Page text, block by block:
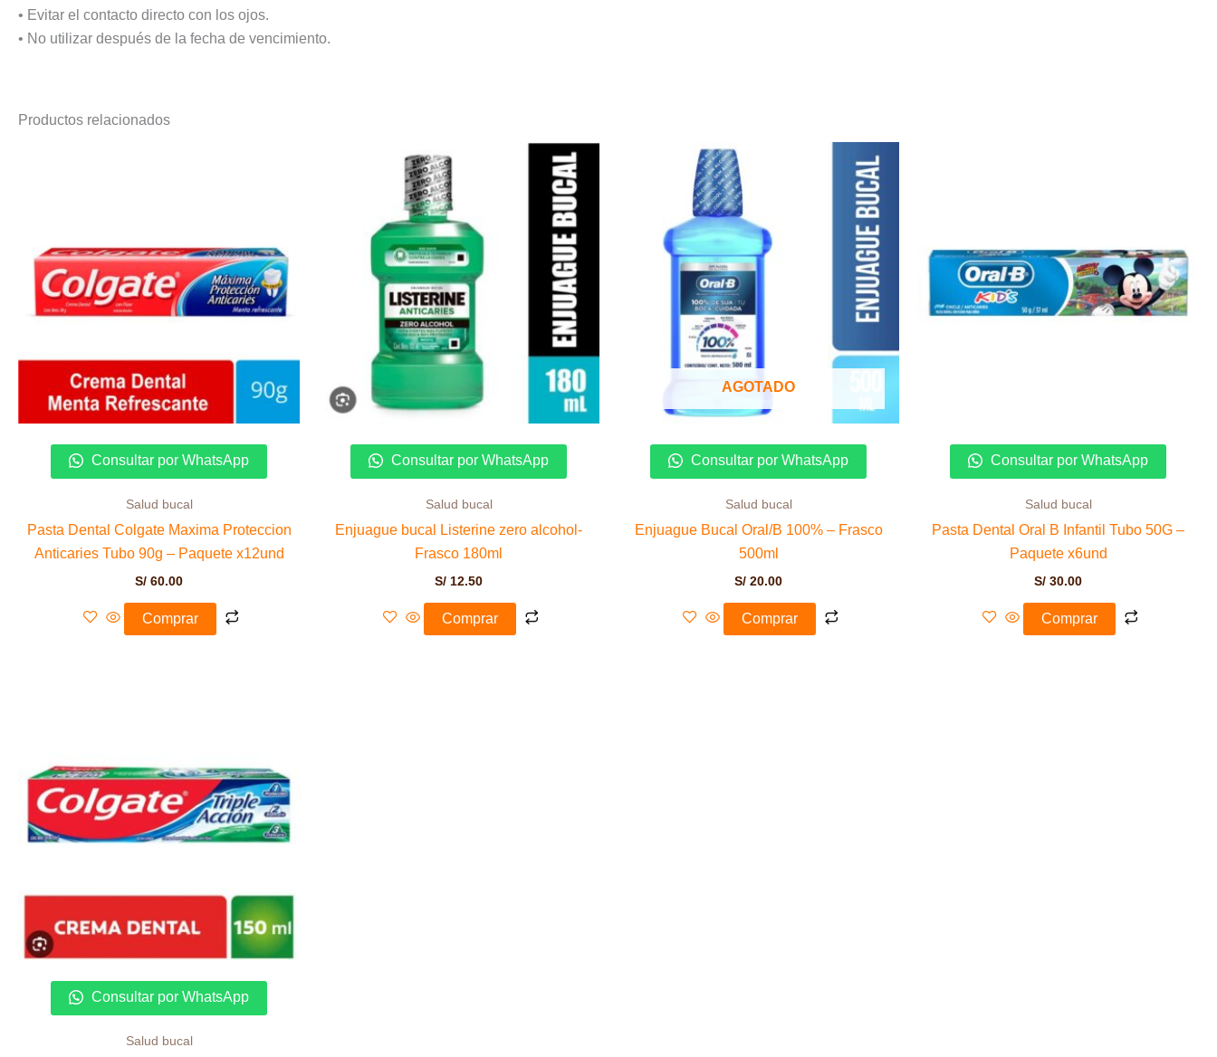
• Evitar el contacto directo con los ojos.
• No utilizar después de la fecha de vencimiento.
Productos relacionados
Consultar por WhatsApp
Salud bucal
Pasta Dental Colgate Maxima Proteccion
Anticaries Tubo 90g – Paquete x12und
S/ 60.00
Comprar
Consultar por WhatsApp
Salud bucal
Enjuague bucal Listerine zero alcohol-
Frasco 180ml
S/ 12.50
Comprar
AGOTADO
Consultar por WhatsApp
Salud bucal
Enjuague Bucal Oral/B 100% – Frasco
500ml
S/ 20.00
Comprar
Consultar por WhatsApp
Salud bucal
Pasta Dental Oral B Infantil Tubo 50G –
Paquete x6und
S/ 30.00
Comprar
Consultar por WhatsApp
Salud bucal